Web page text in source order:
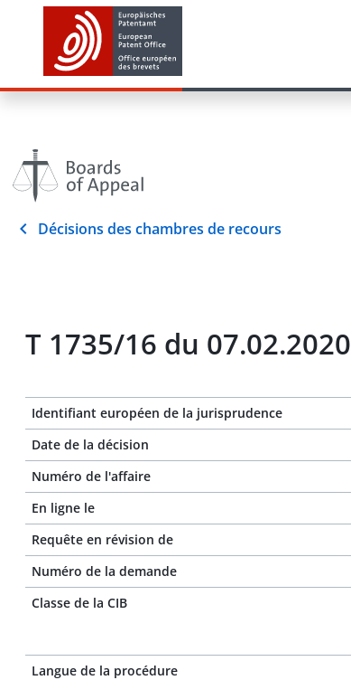
Décisions des chambres de recours
T 1735/16 du 07.02.2020
Identifiant européen de la jurisprudence
Date de la décision
Numéro de l'affaire
En ligne le
Requête en révision de
Numéro de la demande
Classe de la CIB
Langue de la procédure